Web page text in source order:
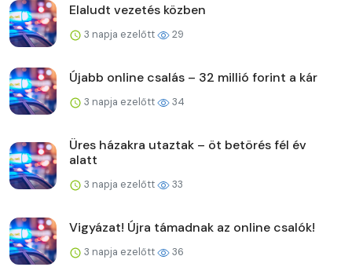
Elaludt vezetés közben
3 napja ezelőtt 29
Újabb online csalás – 32 millió forint a kár
3 napja ezelőtt 34
Üres házakra utaztak – öt betörés fél év
alatt
3 napja ezelőtt 33
Vigyázat! Újra támadnak az online csalók!
3 napja ezelőtt 36